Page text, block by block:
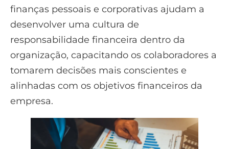
finanças pessoais e corporativas ajudam a
desenvolver uma cultura de
responsabilidade financeira dentro da
organização, capacitando os colaboradores a
tomarem decisões mais conscientes e
alinhadas com os objetivos financeiros da
empresa.